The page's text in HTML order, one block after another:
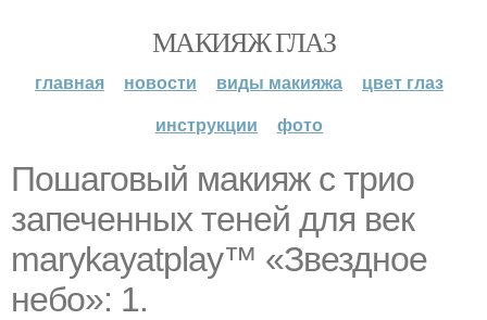
МАКИЯЖ ГЛАЗ
главная новости виды макияжа
цвет глаз
инструкции
фото
Пошаговый макияж с трио
запеченных теней для век
marykayatplay™ «Звездное
небо»: 1.